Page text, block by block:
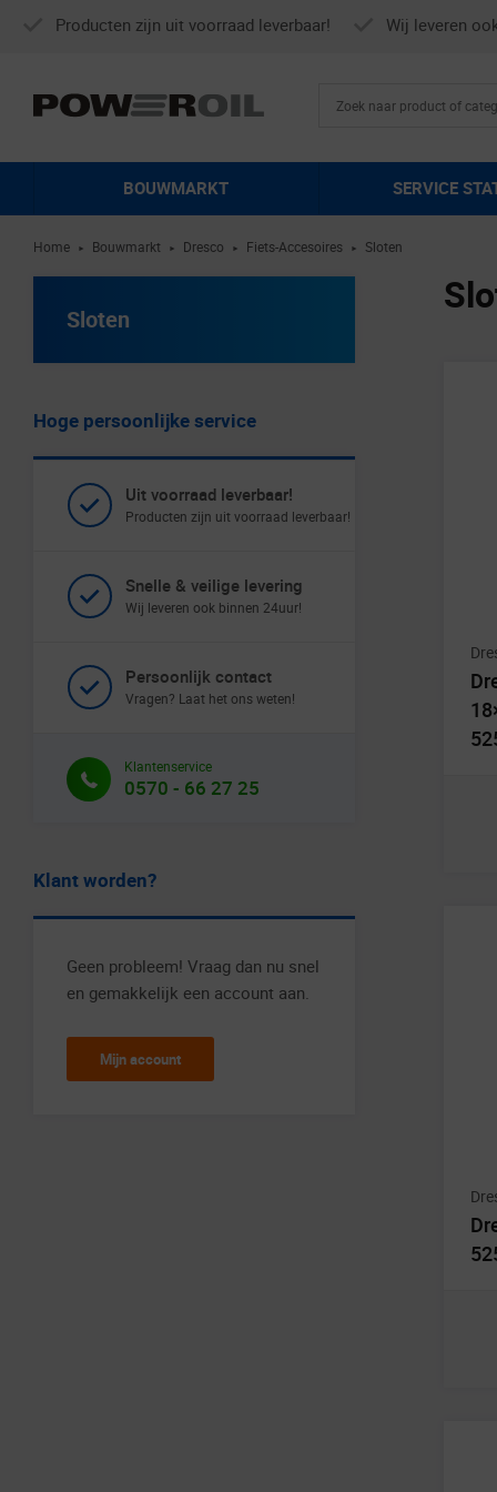
Producten zijn uit voorraad leverbaar! Wij leveren
BOUWMARKT SERVICE
Home ► Bouwmarkt ► Dresco ► Fiets-Accesoires ► Sloten
Sloten
Hoge persoonlijke service
Uit voorraad leverbaar!
Producten zijn uit voorraad leverbaar!
Snelle & veilige levering
Wij leveren ook binnen 24uur!
Persoonlijk contact
Vragen? Laat het ons weten!
Klantenservice
0570 - 66 27 25
Klant worden?
Geen probleem! Vraag dan nu snel
en gemakkelijk een account aan.
Mijn account